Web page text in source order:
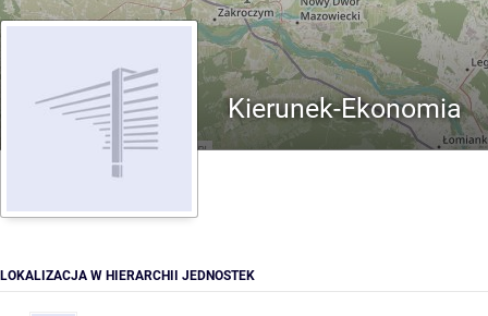
Kierunek-Ekonomia
LOKALIZACJA W HIERARCHII JEDNOSTEK